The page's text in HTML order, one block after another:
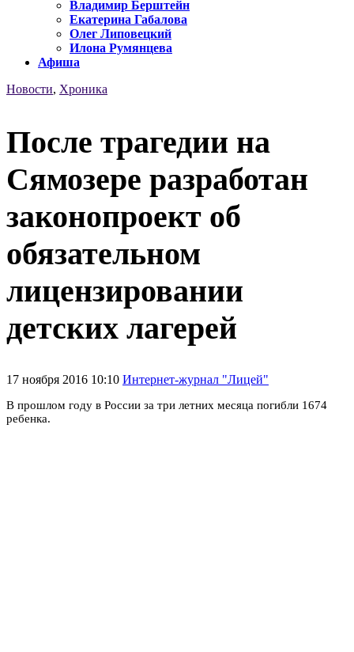
Владимир Берштейн
Екатерина Габалова
Олег Липовецкий
Илона Румянцева
Афиша
Новости, Хроника
После трагедии на
Сямозере разработан
законопроект об
обязательном
лицензировании
детских лагерей
17 ноября 2016 10:10 Интернет-журнал "Лицей"
В прошлом году в России за три летних месяца погибли 1674
ребенка.